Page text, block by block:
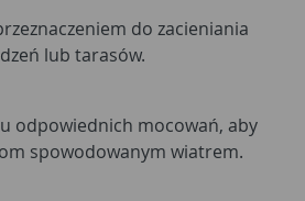
do zacieniania
lub tarasów.
odpowiednich mocowań, aby
spowodowanym wiatrem.